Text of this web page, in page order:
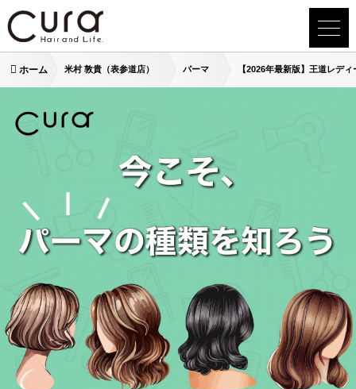
ホーム 米村 敦貴（表参道店） パーマ 【2026年最新版】王道レデ